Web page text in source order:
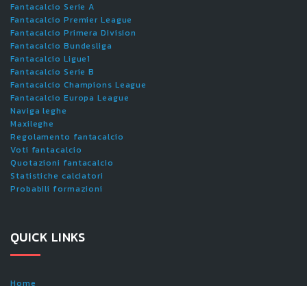
Fantacalcio Serie A
Fantacalcio Premier League
Fantacalcio Primera Division
Fantacalcio Bundesliga
Fantacalcio Ligue1
Fantacalcio Serie B
Fantacalcio Champions League
Fantacalcio Europa League
Naviga leghe
Maxileghe
Regolamento fantacalcio
Voti fantacalcio
Quotazioni fantacalcio
Statistiche calciatori
Probabili formazioni
QUICK LINKS
Home